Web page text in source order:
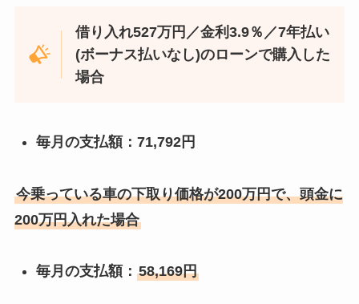
借り入れ527万円／金利3.9％／7年払い
(ボーナス払いなし)のローンで購入した
場合
毎月の支払額：71,792円
今乗っている車の下取り価格が200万円で、頭金に
200万円入れた場合
毎月の支払額： 58,169円